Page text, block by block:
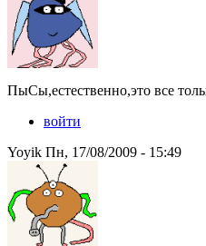
ПыСы,естественно,это все
войти
Yoyik Пн, 17/08/2009 - 15:49